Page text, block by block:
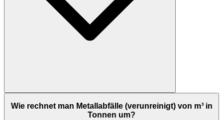
Wie rechnet man Metallabfälle (verunreinigt) von m³ in
Tonnen um?